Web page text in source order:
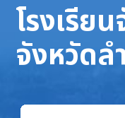
โรงเรีย
จังหวัดล